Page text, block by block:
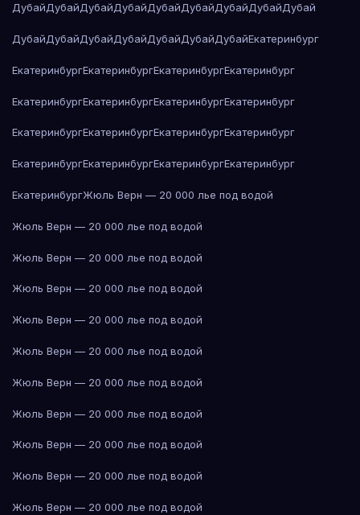
ДубайДубайДубайДубайДубайДубайДубайДубайДубай
ДубайДубайДубайДубайДубайДубайДубайЕкатеринбург
ЕкатеринбургЕкатеринбургЕкатеринбургЕкатеринбург
ЕкатеринбургЕкатеринбургЕкатеринбургЕкатеринбург
ЕкатеринбургЕкатеринбургЕкатеринбургЕкатеринбург
ЕкатеринбургЕкатеринбургЕкатеринбургЕкатеринбург
ЕкатеринбургЖюль Верн — 20 000 лье под водой
Жюль Верн — 20 000 лье под водой
Жюль Верн — 20 000 лье под водой
Жюль Верн — 20 000 лье под водой
Жюль Верн — 20 000 лье под водой
Жюль Верн — 20 000 лье под водой
Жюль Верн — 20 000 лье под водой
Жюль Верн — 20 000 лье под водой
Жюль Верн — 20 000 лье под водой
Жюль Верн — 20 000 лье под водой
Жюль Верн — 20 000 лье под водой